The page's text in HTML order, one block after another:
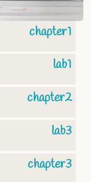
chapter1
lab1
chapter2
lab3
chapter3